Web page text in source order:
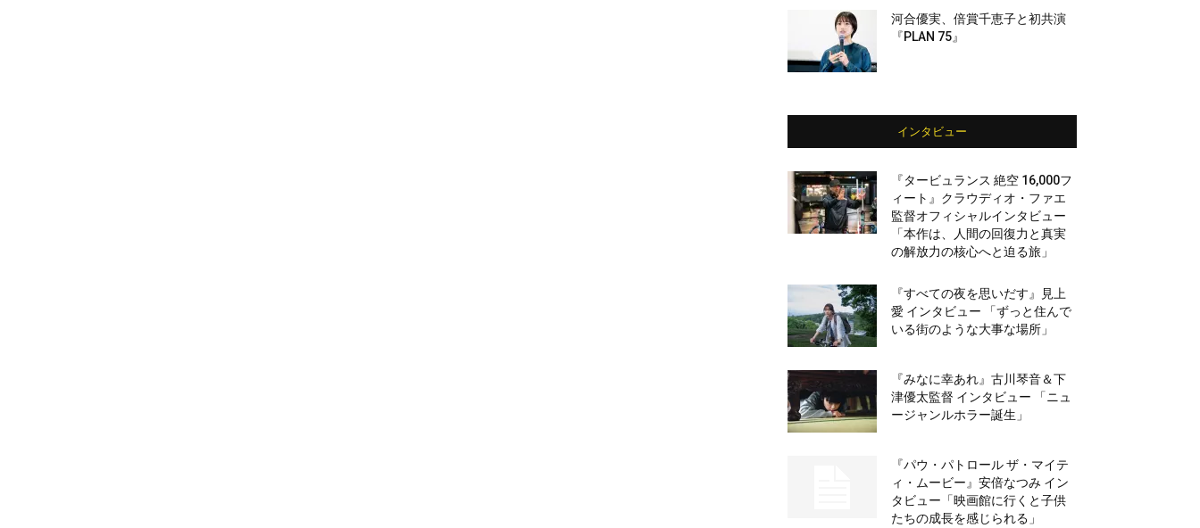
河合優実、倍賞千恵子と初共演
『PLAN 75』
インタビュー
『タービュランス 絶空 16,000フ
ィート』クラウディオ・ファエ
監督オフィシャルインタビュー
「本作は、人間の回復力と真実
の解放力の核心へと迫る旅」
『すべての夜を思いだす』見上
愛 インタビュー 「ずっと住んで
いる街のような大事な場所」
『みなに幸あれ』古川琴音＆下
津優太監督 インタビュー 「ニュ
ージャンルホラー誕生」
『パウ・パトロール ザ・マイテ
ィ・ムービー』安倍なつみ イン
タビュー「映画館に行くと子供
たちの成長を感じられる」